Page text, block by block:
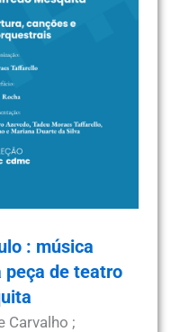
: música
peça de teatro
Carvalho ;